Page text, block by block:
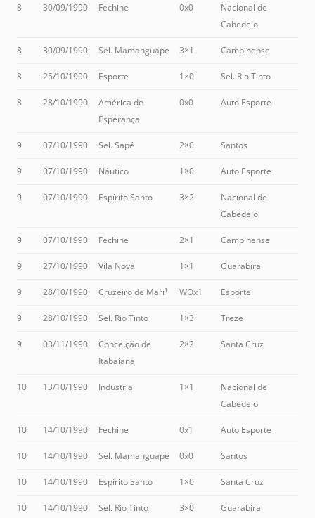
8 30/09/1990 Fechine 0x0
Nacional de
Cabedelo
8 30/09/1990 Sel. Mamanguape 3×1 Campinense
8 25/10/1990 Esporte 1×0 Sel. Rio Tinto
8 28/10/1990
América de
Esperança
0x0 Auto Esporte
9 07/10/1990 Sel. Sapé 2×0 Santos
9 07/10/1990 Náutico 1×0 Auto Esporte
9 07/10/1990 Espírito Santo 3×2
Nacional de
Cabedelo
9 07/10/1990 Fechine 2×1 Campinense
9 27/10/1990 Vila Nova 1×1 Guarabira
9 28/10/1990 Cruzeiro de Mari¹ WOx1 Esporte
9 28/10/1990 Sel. Rio Tinto 1×3 Treze
9 03/11/1990
Conceição de
Itabaiana
2×2 Santa Cruz
10 13/10/1990 Industrial 1×1
Nacional de
Cabedelo
10 14/10/1990 Fechine 0x1 Auto Esporte
10 14/10/1990 Sel. Mamanguape 0x0 Santos
10 14/10/1990 Espírito Santo 1×0 Santa Cruz
10 14/10/1990 Sel. Rio Tinto 3×0 Guarabira